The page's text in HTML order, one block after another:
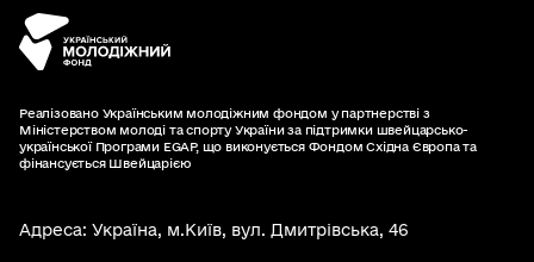
Реалізовано Українським молодіжним фондом у партнерстві з
Міністерством молоді та спорту України за підтримки швейцарсько-
української Програми EGAP, що виконується Фондом Східна Європа та
фінансується Швейцарією
Адреса: Україна, м.Київ, вул. Дмитрівська, 46